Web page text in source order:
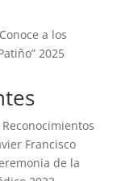
a los
2025
Reconocimientos
Francisco
de la